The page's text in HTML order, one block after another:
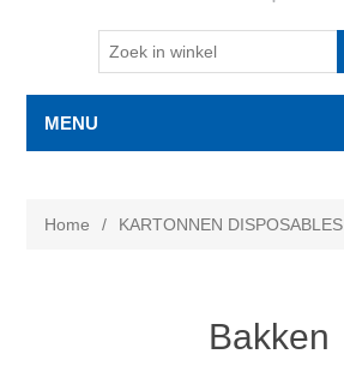
MENU
Home / KARTONNEN DISPOSABLES
Bakken